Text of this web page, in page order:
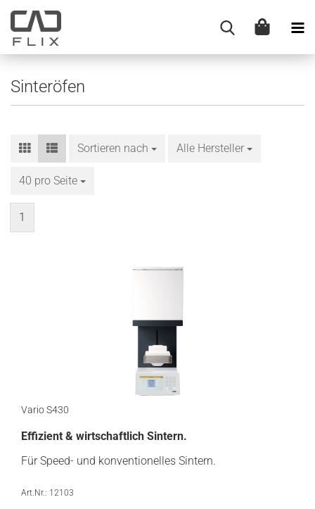
Sinteröfen
Sortieren nach
Sortieren nach Alle Hersteller
40 pro Seite
pro Seite
1
Vario S430
Effizient & wirtschaftlich Sintern​.
Für Speed- und konventionelles Sintern.
Art.Nr.: 12103